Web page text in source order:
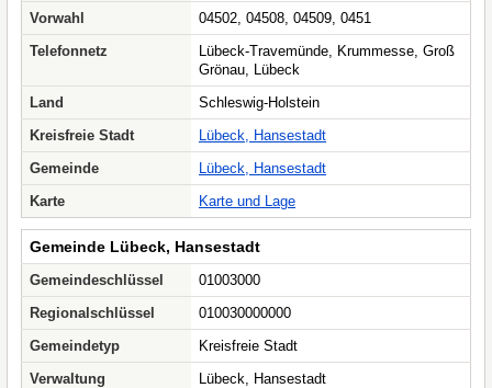
Vorwahl
04502, 04508, 04509, 0451
Telefonnetz
Lübeck-Travemünde, Krummesse, Groß
Grönau, Lübeck
Land
Schleswig-Holstein
Kreisfreie Stadt
Lübeck, Hansestadt
Gemeinde
Lübeck, Hansestadt
Karte
Karte und Lage
Gemeinde Lübeck, Hansestadt
Gemeindeschlüssel
01003000
Regionalschlüssel
010030000000
Gemeindetyp
Kreisfreie Stadt
Verwaltung
Lübeck, Hansestadt